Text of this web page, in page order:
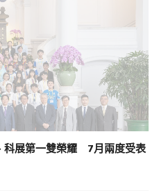
科展第一雙榮耀 7月兩度受表